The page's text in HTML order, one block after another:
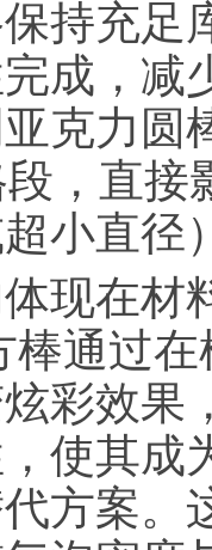
持充足
成，减
克力圆
段，直
超小直
体现在材
棒通过
彩效果
使其成
方案。